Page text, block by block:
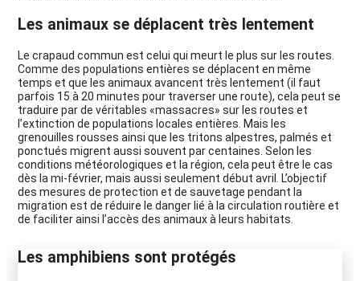
Les animaux se déplacent très lentement
Le crapaud commun est celui qui meurt le plus sur les routes.
Comme des populations entières se déplacent en même
temps et que les animaux avancent très lentement (il faut
parfois 15 à 20 minutes pour traverser une route), cela peut se
traduire par de véritables «massacres» sur les routes et
l’extinction de populations locales entières. Mais les
grenouilles rousses ainsi que les tritons alpestres, palmés et
ponctués migrent aussi souvent par centaines. Selon les
conditions météorologiques et la région, cela peut être le cas
dès la mi-février, mais aussi seulement début avril. L’objectif
des mesures de protection et de sauvetage pendant la
migration est de réduire le danger lié à la circulation routière et
de faciliter ainsi l’accès des animaux à leurs habitats.
Les amphibiens sont protégés